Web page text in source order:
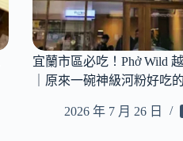
竹
城
隍
店
｜
連
鎖
宜蘭市區必吃！Phở Wild
｜原來一碗神級河粉好吃
2026 年 7 月 26 日